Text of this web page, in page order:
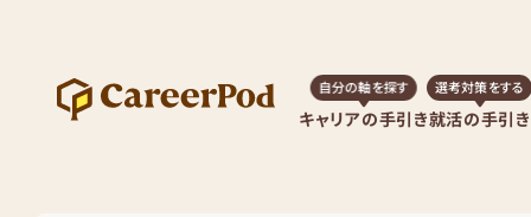
キャリアの手引き
自分の軸を探す
就活の手引き
選考対策をする